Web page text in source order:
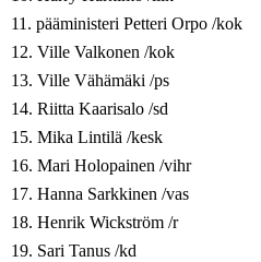
11. pääministeri Petteri Orpo /kok
12. Ville Valkonen /kok
13. Ville Vähämäki /ps
14. Riitta Kaarisalo /sd
15. Mika Lintilä /kesk
16. Mari Holopainen /vihr
17. Hanna Sarkkinen /vas
18. Henrik Wickström /r
19. Sari Tanus /kd